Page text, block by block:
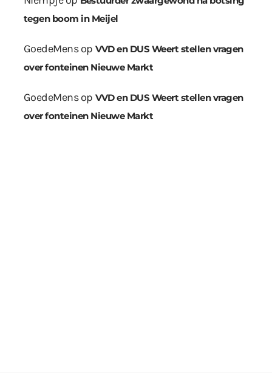
tegen boom in Meijel
GoedeMensop VVD en DUS Weert stellen vragen
over fonteinen Nieuwe Markt
GoedeMensop VVD en DUS Weert stellen vragen
over fonteinen Nieuwe Markt